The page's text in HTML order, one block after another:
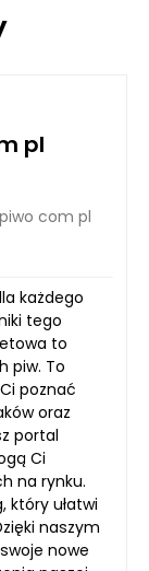
pl
com pl
każdego
tego
to
piw. To
poznać
oraz
portal
Ci
na rynku.
który ułatwi
naszym
nowe